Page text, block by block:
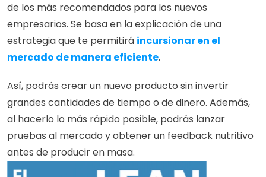
de los más recomendados para los nuevos
empresarios. Se basa en la explicación de una
estrategia que te permitirá incursionar en el
mercado de manera eficiente.
Así, podrás crear un nuevo producto sin invertir
grandes cantidades de tiempo o de dinero. Además,
al hacerlo lo más rápido posible, podrás lanzar
pruebas al mercado y obtener un feedback nutritivo
antes de producir en masa.